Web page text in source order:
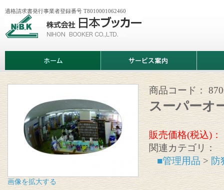
会
日
ッ
カ
適格請求書発行事業者登録番号 T8010001062460
ム
ビ
案
情
画像を拡大する
商品コード：
スーパーオ
販売価格(税込)：
関連カテゴリ：
■管理用品 > 防